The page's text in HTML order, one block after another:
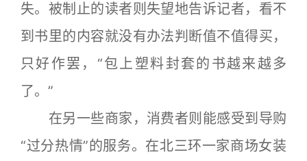
失。被制止的读者则失望地告诉记者，看不
到书里的内容就没有办法判断值不值得买，
只好作罢，“包上塑料封套的书越来越多
了。”
在另一些商家，消费者则能感受到导购
“过分热情”的服务。在北三环一家商场女装